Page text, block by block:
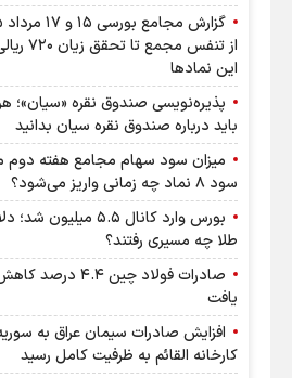
از تنفس مجمع تا
این نماد‌ها
پذیره‌نویسی صندوق نقره «سیان»؛
باید درباره صندوق نقره سیان بدانید
میزان سود سهام مجامع هفته دوم
سود ۸ نماد چه زمانی واریز می‌شود؟
بورس وارد کانال ۵.۵ میلیون
طلا چه مسیری رفتند؟
صادرات فولاد چین ۴.۴ درصد
یافت
افزایش صادرات سیمان عراق به
کارخانه القائم به ظرفیت کامل رسید